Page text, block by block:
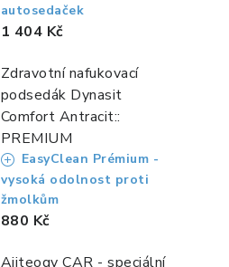
autosedaček
1 404 Kč
Zdravotní nafukovací
podsedák Dynasit
Comfort Antracit::
PREMIUM
EasyClean Prémium -
vysoká odolnost proti
žmolkům
880 Kč
Ajiteogy CAR - speciální